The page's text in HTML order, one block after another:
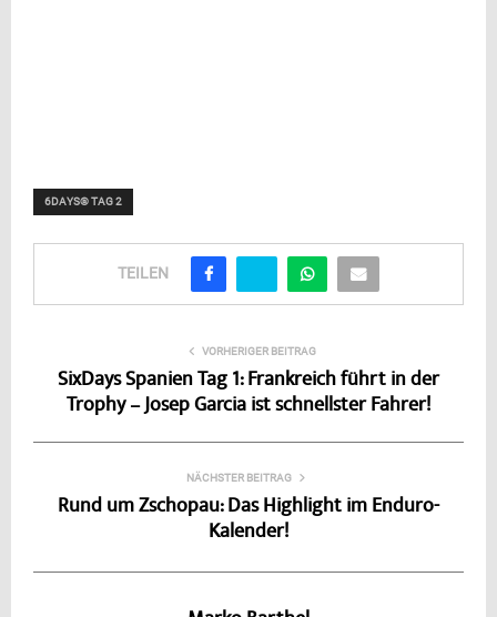
6DAYS® TAG 2
TEILEN
VORHERIGER BEITRAG
SixDays Spanien Tag 1: Frankreich führt in der
Trophy – Josep Garcia ist schnellster Fahrer!
NÄCHSTER BEITRAG
Rund um Zschopau: Das Highlight im Enduro-
Kalender!